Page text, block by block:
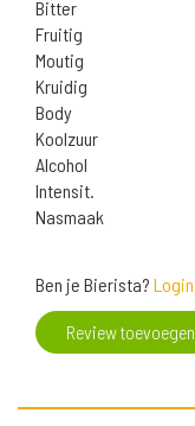
Bitter
Fruitig
Moutig
Kruidig
Body
Koolzuur
Alcohol
Intensit.
Nasmaak
Ben je Bierista? Login
Review toevoegen